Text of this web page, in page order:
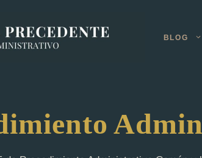
BLOG